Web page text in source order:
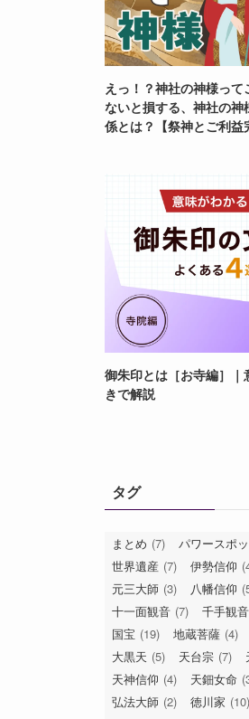
えっ！？神社の神様っ
ないと損する、神社の
係とは？【祭神とご利益
御朱印とは［お寺編］
きで解説
タグ
まとめ (7) パワースポ
世界遺産 (7) 伊勢信仰
元三大師 (3) 八幡信仰
十一面観音 (7) 千手観音
国宝 (19) 地蔵菩薩 (4)
大黒天 (5) 天台宗 (7)
天神信仰 (4) 天鈿女命
弘法大師 (2) 徳川家 (10)